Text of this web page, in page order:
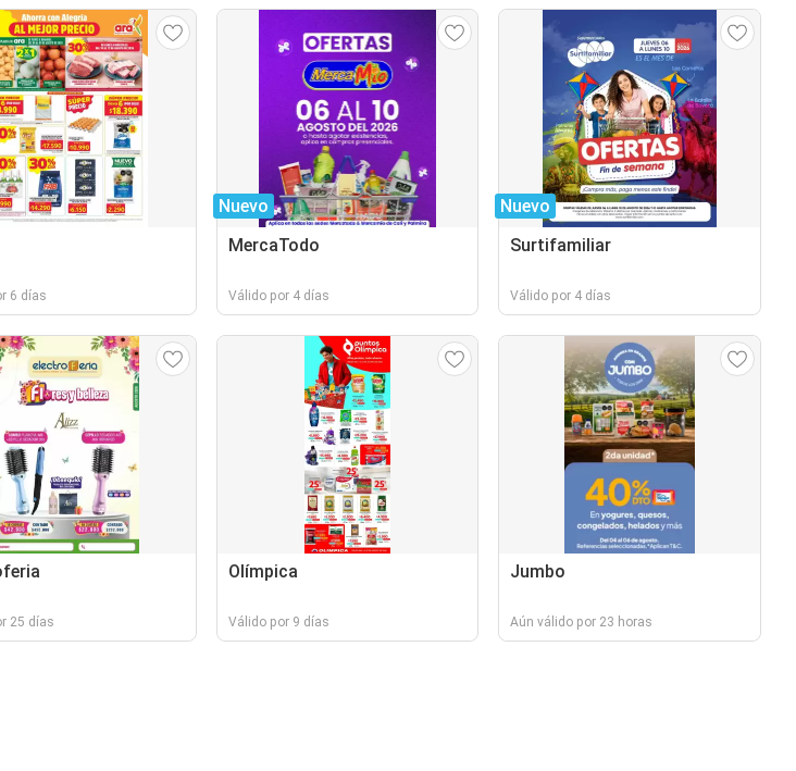
6 días
Nuevo
MercaTodo
Válido por 4 días
Nuevo
Surtifamiliar
Válido por 4 días
25 días
Olímpica
Válido por 9 días
Jumbo
Aún válido por 23 horas